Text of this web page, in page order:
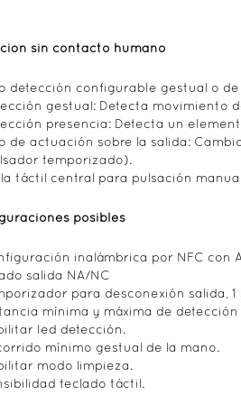
sin contacto humano
detección configurable gestual o de
gestual: Detecta movimiento
presencia: Detecta un
de actuación sobre la salida:
temporizado).
táctil central para pulsación
posibles
inalámbrica por NFC con
salida NA/NC
para desconexión salida,
mínima y máxima de detección
led detección.
mínimo gestual de la mano.
modo limpieza.
teclado táctil.